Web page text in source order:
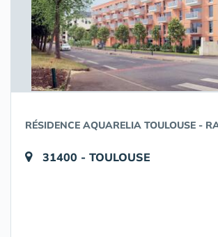
RÉSIDENCE AQUARELIA TOULOUSE -
31400 - TOULOUSE